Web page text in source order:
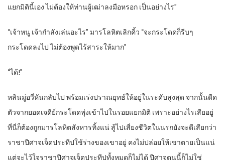
แยกมิตินี้เอง ไม่ต้องให้ท่านผู้เฒ่าลงมือหรอก เป็นอย่างไร”
“เจ้าหนู เจ้ากำลังเล่นอะไร” มารโลหิตเลิกคิ้ว “จะกระโดดก็รีบๆ
กระโดดลงไป ไม่ต้องพูดไร้สาระให้มาก”
“ได้!”
หลินมู่อวี่หันกลับไป พร้อมเร่งปราณยุทธ์ให้อยู่ในระดับสูงสุด จากนั้นดีด
ตัวจากยอดเจดีย์กระโดดพุ่งเข้าไปในรอยแยกมิติ เพราะอย่างไรเสียอยู่
ที่นี่ก็ต้องถูกมารโลหิตสังหารทิ้งแน่ สู้ไปเสี่ยงชีวิตในนรกยังจะดีเสียกว่า
ราชาปีศาจเจ็ดประทีปใช้ร่างของเขาอยู่ คงไม่ปล่อยให้เขาตายเป็นแน่
แต่จะไว้ใจราชาปีศาจเจ็ดประทีปทั้งหมดก็ไม่ได้ ปีศาจตนนี้ก็ไม่ใช่